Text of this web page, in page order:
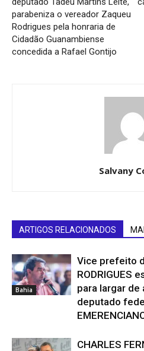
parabeniza o vereador Zaqueu
Rodrigues pela honraria de
Cidadão Guanambiense
concedida a Rafael Gontijo
Salvany
ARTIGOS RELACIONADOS
Bahia
Vice prefeito
RODRIGUES
para largar de
deputado
CHARLES